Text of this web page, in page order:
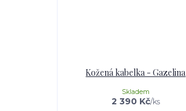
Kožená kabelka - Gazelina
2 390 Kč/ks
Skladem